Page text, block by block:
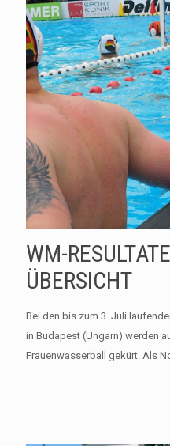
WM-
ÜBERSICHT
Bei den bis zum 3. Juli
in Budapest (Ungarn) werden
Frauenwasserball gekürt. Als